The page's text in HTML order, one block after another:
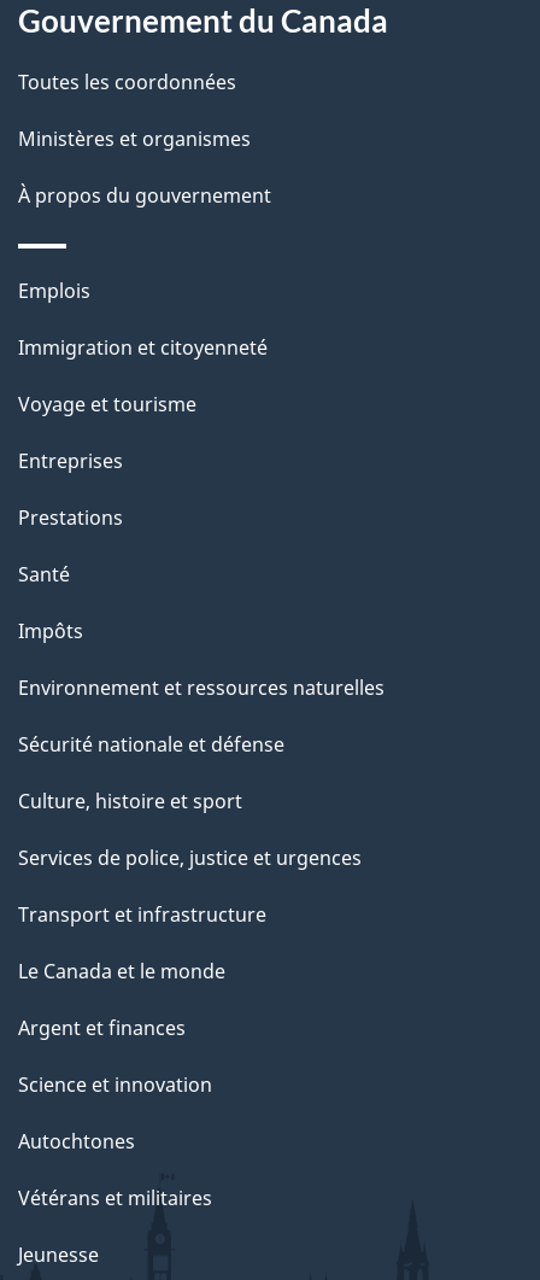
i
l
s
d
e
l
a
p
a
g
e
propos
de
ce
site
Gouvernement du Canada
Toutes les coordonnées
Ministères et organismes
À propos du gouvernement
Thèmes
sujets
Emplois
Immigration et citoyenneté
Voyage et tourisme
Entreprises
Prestations
Santé
Impôts
Environnement et ressources naturelles
Sécurité nationale et défense
Culture, histoire et sport
Services de police, justice et urgences
Transport et infrastructure
Le Canada et le monde
Argent et finances
Science et innovation
Autochtones
Vétérans et militaires
Jeunesse